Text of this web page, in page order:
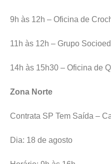
9h às 12h – Oficina de
11h às 12h – Grupo
14h às 15h30 – Oficina de
Zona Norte
Contrata SP Tem Saída –
Dia: 18 de agosto